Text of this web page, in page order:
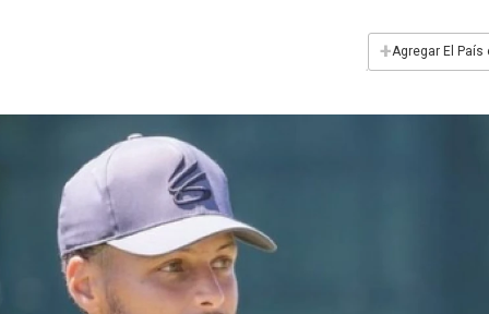
+Agregar El País